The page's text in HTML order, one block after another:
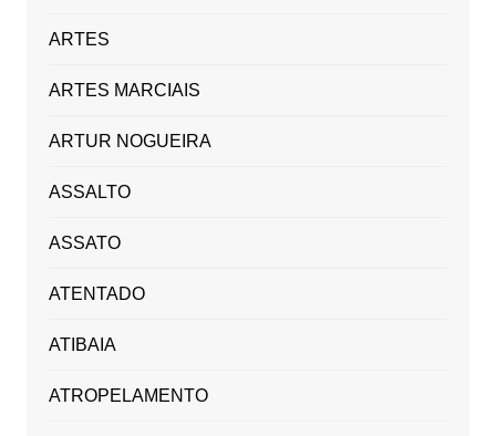
ARTES
ARTES MARCIAIS
ARTUR NOGUEIRA
ASSALTO
ASSATO
ATENTADO
ATIBAIA
ATROPELAMENTO